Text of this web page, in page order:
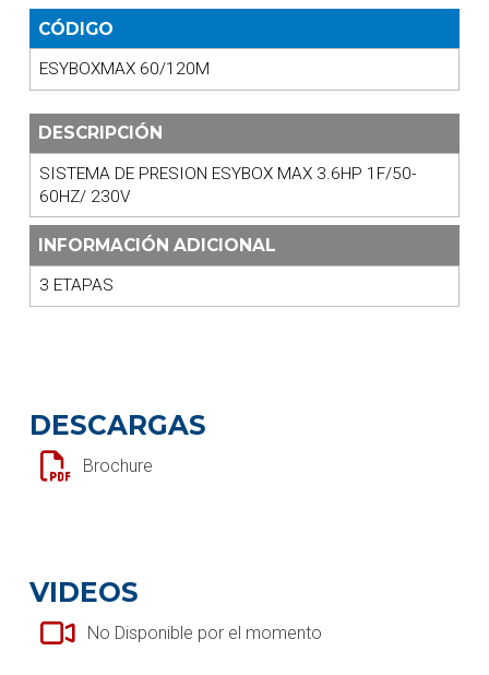
CÓDIGO
ESYBOXMAX 60/120M
DESCRIPCIÓN
SISTEMA DE PRESION ESYBOX MAX 3.6HP 1F/50-
60HZ/ 230V
INFORMACIÓN ADICIONAL
3 ETAPAS
DESCARGAS
Brochure
VIDEOS
No Disponible por el momento